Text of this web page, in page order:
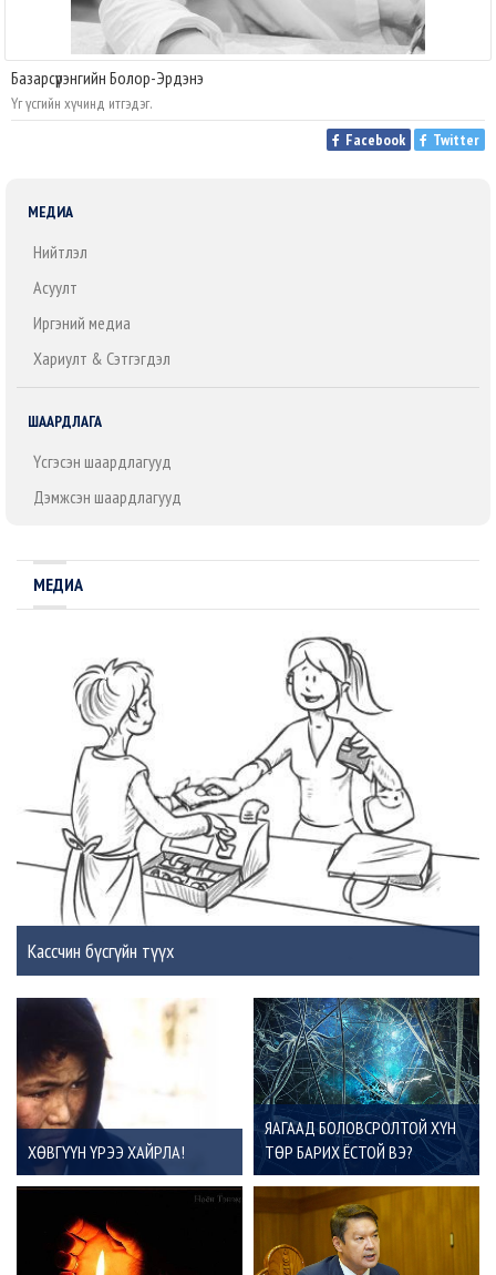
Базарсүрэнгийн Болор-Эрдэнэ
Үг үсгийн хүчинд итгэдэг.
Facebook
Twitter
МЕДИА
Нийтлэл
Асуулт
Иргэний медиа
Хариулт & Сэтгэгдэл
ШААРДЛАГА
Үүсгэсэн шаардлагууд
Дэмжсэн шаардлагууд
МЕДИА
Кассчин бүсгүйн түүх
ХӨВГҮҮН ҮРЭЭ ХАЙРЛА!
ЯАГААД БОЛОВСРОЛТОЙ ХҮН
ТӨР БАРИХ ЁСТОЙ ВЭ?